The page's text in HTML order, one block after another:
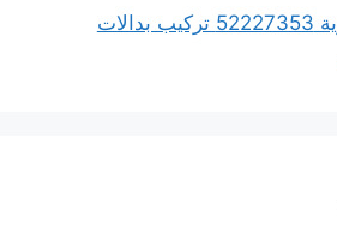
فني بدالة الجابرية 52227353 تركيب بدالات